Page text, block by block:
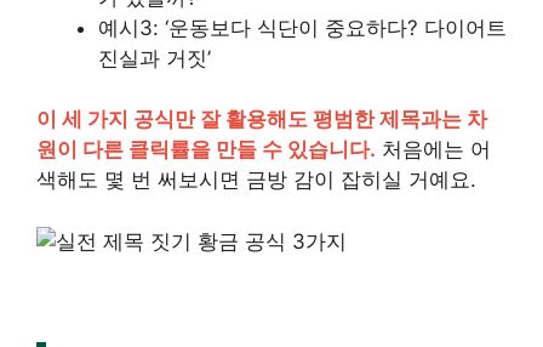
예시3: ‘운동보다 식단이 중요하다? 다이어트
진실과 거짓’
이 세 가지 공식만 잘 활용해도 평범한 제목과는 차
원이 다른 클릭률을 만들 수 있습니다. 처음에는 어
색해도 몇 번 써보시면 금방 감이 잡히실 거예요.